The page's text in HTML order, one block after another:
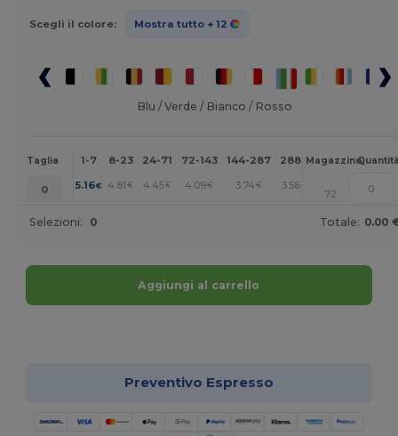
Scegli il colore: Mostra tutto + 12
Blu / Verde / Bianco / Rosso
Taglia 1-7 8-23 24-71 72-143 144-287 288 + Altri
Magazzino
0 5.16€ 4.81 € 4.45€ 4.09€ 3.74€ 3.56€ +
72
Selezioni: 0 Totale: 0.00
Aggiungi al carrello
Preventivo Espresso